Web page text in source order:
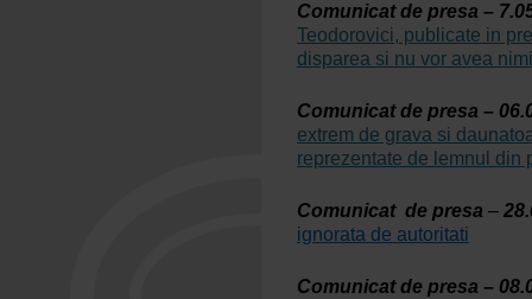
Comunicat de presa –
Teodorovici, publicate in
disparea si nu vor avea
Comunicat de presa –
extrem de grava si
reprezentate de lemnul din
Comunicat de presa –
ignorata de autoritati
Comunicat de presa –